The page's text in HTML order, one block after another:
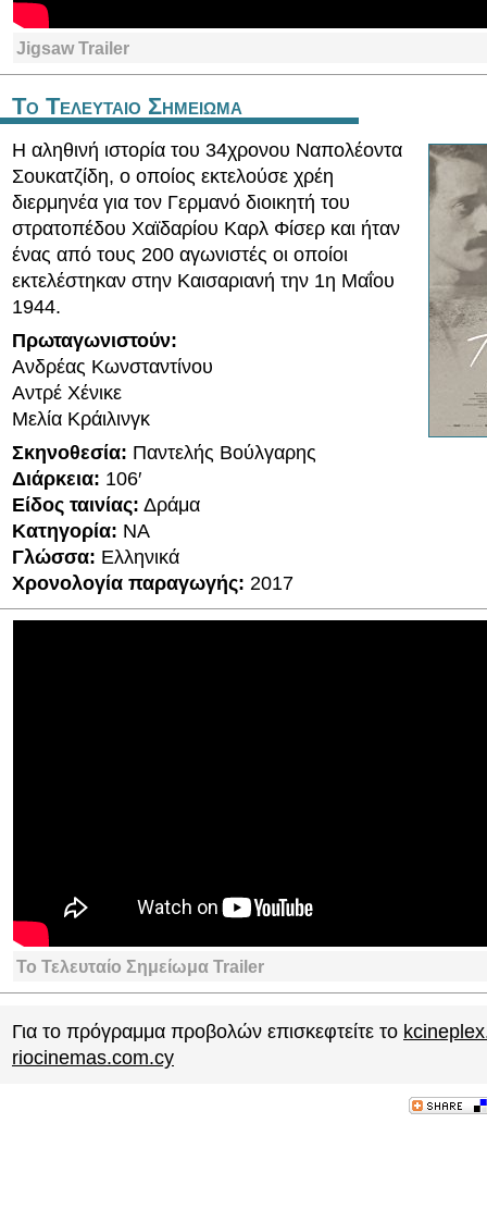
Jigsaw Trailer
Το Τελευταιο Σημειωμα
Η αληθινή ιστορία του 34χρονου Ναπολέοντα
Σουκατζίδη, ο οποίος εκτελούσε χρέη
διερμηνέα για τον Γερμανό διοικητή του
στρατοπέδου Χαϊδαρίου Καρλ Φίσερ και ήταν
ένας από τους 200 αγωνιστές οι οποίοι
εκτελέστηκαν στην Καισαριανή την 1η Μαΐου
1944.
Πρωταγωνιστούν:
Ανδρέας Κωνσταντίνου
Αντρέ Χένικε
Μελία Κράιλινγκ
Σκηνοθεσία: Παντελής Βούλγαρης
Διάρκεια: 106′
Είδος ταινίας: Δράμα
Κατηγορία: NA
Γλώσσα: Ελληνικά
Χρονολογία παραγωγής: 2017
Το Τελευταίο Σημείωμα Trailer
Για το πρόγραμμα προβολών επισκεφτείτε το
riocinemas.com.cy